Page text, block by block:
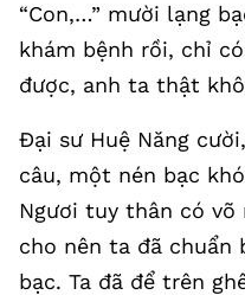
“Con,…” mười lạng
khám bệnh rồi, chỉ
được, anh ta thật
Đại sư Huệ Năng
câu, một nén bạc
Ngươi tuy thân có võ
cho nên ta đã chuẩn
bạc. Ta đã để trên